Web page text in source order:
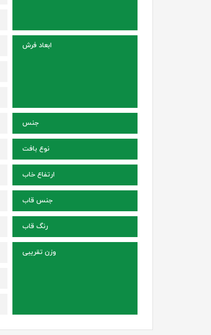
ابعاد فرش
جنس
نوع بافت
ارتفاع خاب
جنس قاب
رنگ قاب
وزن تقریبی